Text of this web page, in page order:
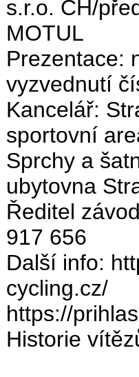
s.r.o. CH/
MOTUL
Prezentace:
vyzvednutí
Kancelář:
sportovní
Sprchy a
ubytovna
Ředitel
917 656
Další info:
cycling.cz/
https://
Historie